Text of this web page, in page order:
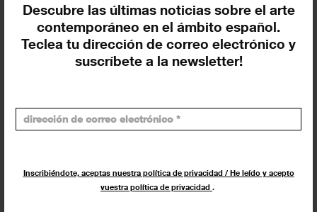
Descubre las últimas noticias sobre el arte
contemporáneo en el ámbito español.
Teclea tu dirección de correo electrónico y
suscríbete a la newsletter!
Inscribiéndote, aceptas nuestra política de privacidad / He leído y acepto
vuestra política de privacidad .